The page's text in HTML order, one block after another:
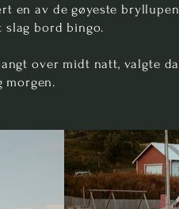
en av de gøyeste
slag bord bingo.
over midt natt, valgte
morgen.